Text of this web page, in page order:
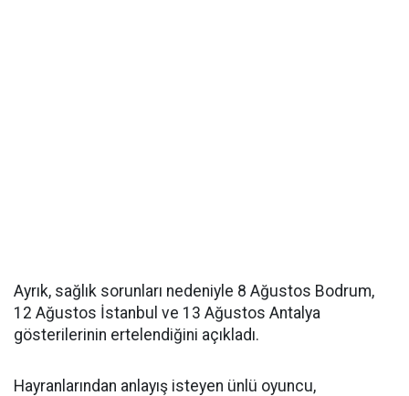
Ayrık, sağlık sorunları nedeniyle 8 Ağustos Bodrum,
12 Ağustos İstanbul ve 13 Ağustos Antalya
gösterilerinin ertelendiğini açıkladı.
Hayranlarından anlayış isteyen ünlü oyuncu,